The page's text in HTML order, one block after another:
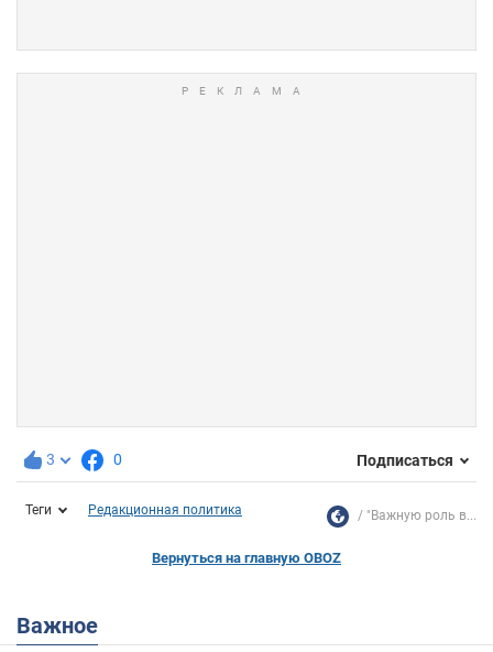
3 0 Подписаться
Теги Редакционная политика "Важную роль в...
Вернуться на главную OBOZ
Важное